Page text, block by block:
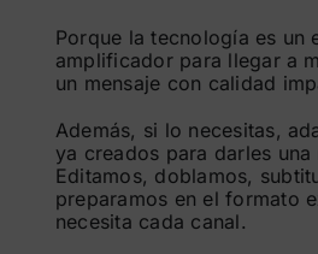
Porque la tecnología es un
amplificador para llegar a
un mensaje con calidad
Además, si lo necesitas,
ya creados para darles una
Editamos, doblamos,
preparamos en el formato
necesita cada canal.